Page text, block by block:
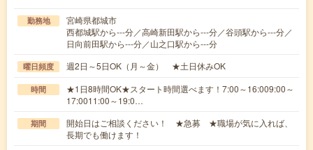
勤務地
宮崎県都城市
西都城駅から---分／高崎新田駅から---分／谷頭駅から---分／
日向前田駅から---分／山之口駅から---分
曜日頻度 週2日～5日OK（月～金） ★土日休みOK
時間
★1日8時間OK★スタート時間選べます！7:00～16:009:00～
17:0011:00～19:0…
期間
開始日はご相談ください！ ★急募 ★職場が気に入れば、
長期でも働けます！